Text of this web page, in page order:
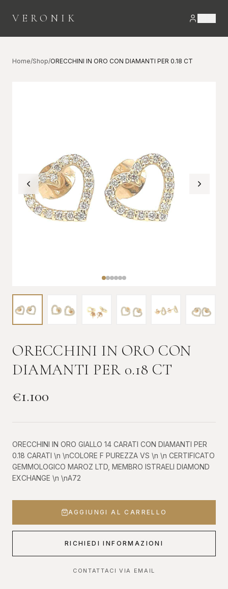
VERONIK
Home/Shop/ORECCHINI IN ORO CON DIAMANTI PER 0.18 CT
ORECCHINI IN ORO CON
DIAMANTI PER 0.18 CT
€1.100
ORECCHINI IN ORO GIALLO 14 CARATI CON DIAMANTI PER
0.18 CARATI \n \nCOLORE F PUREZZA VS \n \n CERTIFICATO
GEMMOLOGICO MAROZ LTD, MEMBRO ISTRAELI DIAMOND
EXCHANGE \n \nA72
AGGIUNGI AL CARRELLO
RICHIEDI INFORMAZIONI
CONTATTACI VIA EMAIL